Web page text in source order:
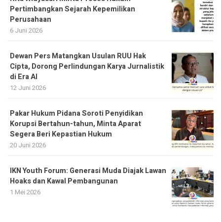
Pertimbangkan Sejarah Kepemilikan
Perusahaan
6 Juni 2026
Dewan Pers Matangkan Usulan RUU Hak
Cipta, Dorong Perlindungan Karya Jurnalistik
di Era AI
12 Juni 2026
Pakar Hukum Pidana Soroti Penyidikan
Korupsi Bertahun-tahun, Minta Aparat
Segera Beri Kepastian Hukum
20 Juni 2026
IKN Youth Forum: Generasi Muda Diajak Lawan
Hoaks dan Kawal Pembangunan
1 Mei 2026